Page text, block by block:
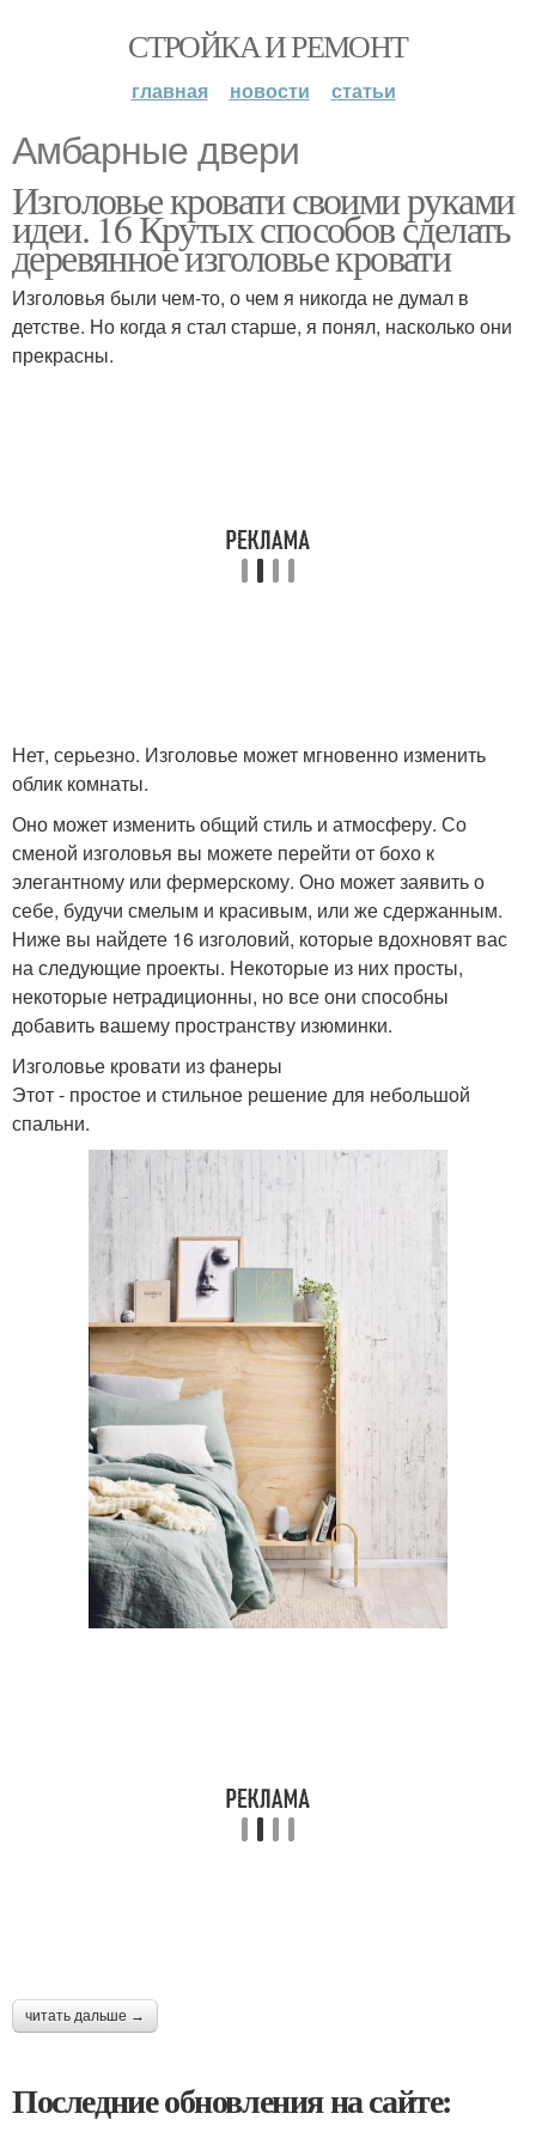
СТРОЙКА И РЕМОНТ
главная новости статьи
Амбарные двери
Изголовье кровати своими руками
идеи. 16 Крутых способов сделать
деревянное изголовье кровати
Изголовья были чем-то, о чем я никогда не думал в
детстве. Но когда я стал старше, я понял, насколько они
прекрасны.
Нет, серьезно. Изголовье может мгновенно изменить
облик комнаты.
Оно может изменить общий стиль и атмосферу. Со
сменой изголовья вы можете перейти от бохо к
элегантному или фермерскому. Оно может заявить о
себе, будучи смелым и красивым, или же сдержанным.
Ниже вы найдете 16 изголовий, которые вдохновят вас
на следующие проекты. Некоторые из них просты,
некоторые нетрадиционны, но все они способны
добавить вашему пространству изюминки.
Изголовье кровати из фанеры
Этот - простое и стильное решение для небольшой
спальни.
читать дальше →
Последние обновления на сайте: